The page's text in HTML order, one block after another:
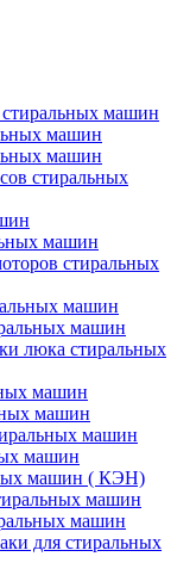
стиральных машин
машин
машин
стиральных
машин
стиральных
машин
машин
люка стиральных
машин
машин
машин
машин
машин ( КЭН)
машин
машин
для стиральных